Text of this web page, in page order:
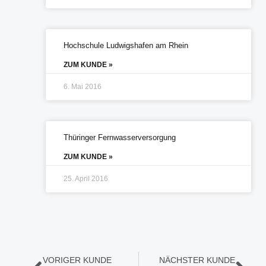
Hochschule Ludwigshafen am Rhein
ZUM KUNDE »
6. Mai 2016
Thüringer Fernwasserversorgung
ZUM KUNDE »
25. April 2016
Zurück
VORIGER KUNDE NÄCHSTER KUNDE